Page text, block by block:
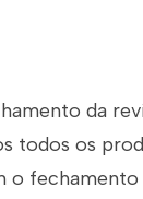
da
todos os
o